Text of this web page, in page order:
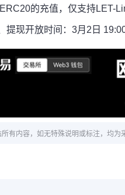
的充值，仅支持LET-
提现开放时间：3月2日
有内容，如无特殊说明或标注，均为